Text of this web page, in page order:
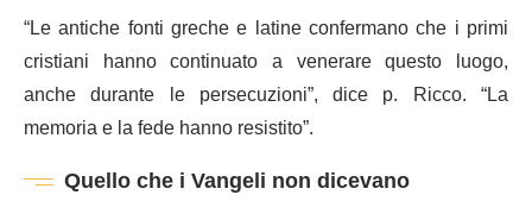
“Le antiche fonti greche e latine confermano che i primi
cristiani hanno continuato a venerare questo luogo,
anche durante le persecuzioni”, dice p. Ricco. “La
memoria e la fede hanno resistito”.
Quello che i Vangeli non dicevano